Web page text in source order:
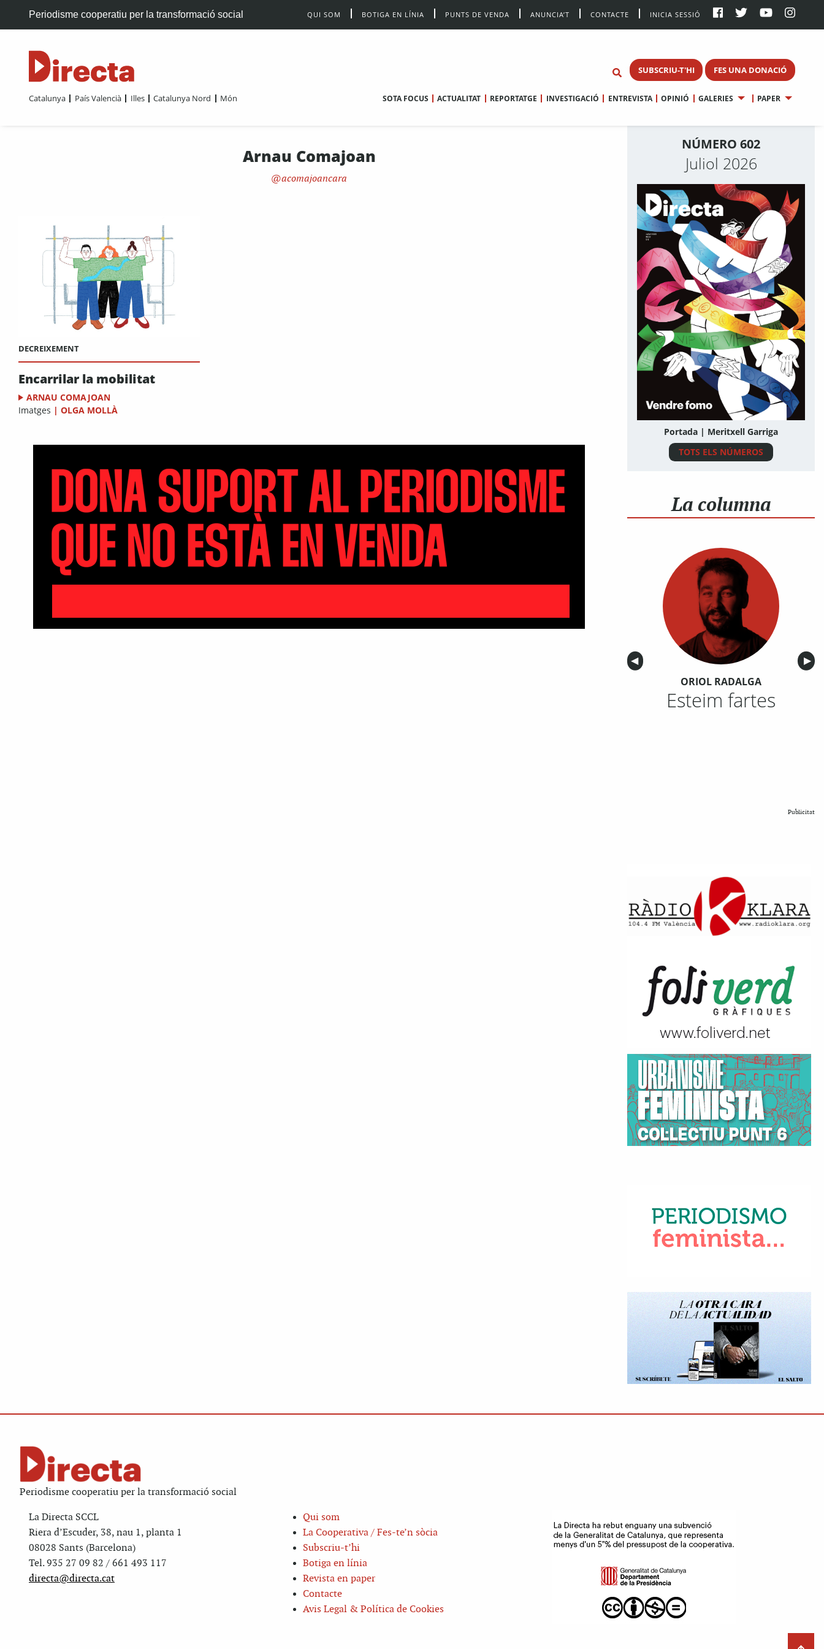
Periodisme cooperatiu per la transformació social QUI SOM BOTIGA EN LÍNIA PUNTS DE VENDA ANUNCIA’T CONTACTE INICIA SESSIÓ
SUBSCRIU-T'HI FES UNA DONACIÓ
Catalunya País Valencià Illes Catalunya Nord Món SOTA FOCUS ACTUALITAT REPORTATGE INVESTIGACIÓ ENTREVISTA OPINIÓ GALERIES PAPER
Arnau Comajoan
acomajoancara
DECREIXEMENT
Encarrilar la mobilitat
ARNAU COMAJOAN
Imatges | OLGA MOLLÀ
NÚMERO 602
Juliol 2026
Portada | Meritxell Garriga
TOTS ELS NÚMEROS
La columna
Anterior
◀︎ ▶︎
ORIOL RADALGA
Esteim fartes
Publicitat
Periodisme cooperatiu per la transformació social
La Directa SCCL
Riera d’Escuder, 38, nau 1, planta 1
08028 Sants (Barcelona)
Tel. 935 27 09 82 / 661 493 117
directa@directa.cat
Qui som
La Cooperativa / Fes-te’n sòcia
Subscriu-t’hi
Botiga en línia
Revista en paper
Contacte
Avis Legal & Política de Cookies